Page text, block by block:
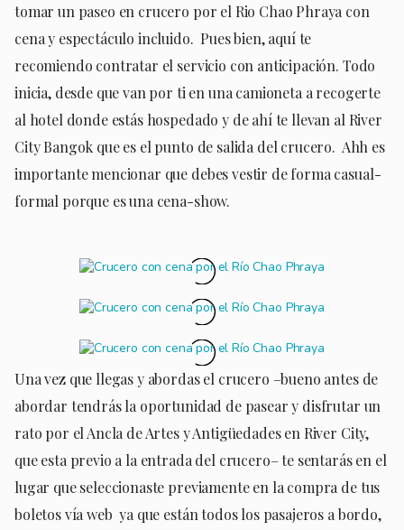
tomar un paseo en crucero por el Rio Chao Phraya con
cena y espectáculo incluido. Pues bien, aquí te
recomiendo contratar el servicio con anticipación. Todo
inicia, desde que van por ti en una camioneta a recogerte
al hotel donde estás hospedado y de ahí te llevan al River
City Bangok que es el punto de salida del crucero. Ahh es
importante mencionar que debes vestir de forma casual-
formal porque es una cena-show.
Una vez que llegas y abordas el crucero –bueno antes de
abordar tendrás la oportunidad de pasear y disfrutar un
rato por el Ancla de Artes y Antigüedades en River City,
que esta previo a la entrada del crucero– te sentarás en el
lugar que seleccionaste previamente en la compra de tus
boletos vía web ya que están todos los pasajeros a bordo,